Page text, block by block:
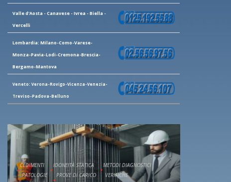
Valle d'Aosta - Canavese - Ivrea - Biella -
Vercelli
Lombardia: Milano-Como-Varese-
Monza-Pavia-Lodi-Cremona-Brescia-
Bergamo-Mantova
Veneto: Verona-Rovigo-Vicenza-Venezia-
Treviso-Padova-Belluno
CEDIMENTI IDONEITÀ STATICA
METODI DIAGNOSTICI
PATOLOGIE
PROVE DI CARICO
VERIFICHE